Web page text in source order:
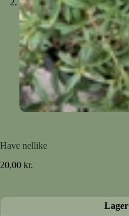
Have nellike
20,00 kr.
Lager